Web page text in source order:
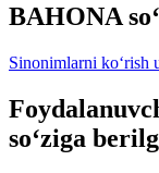
BAHONA
Sinonimlarni ko‘rish
so‘ziga